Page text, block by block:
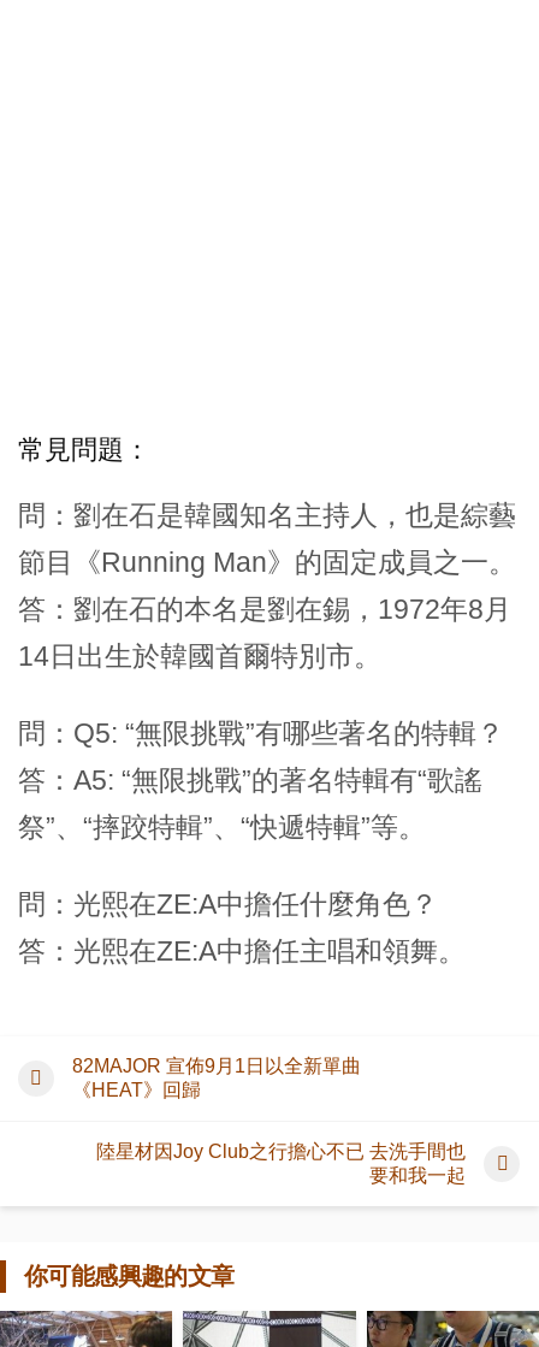
常見問題：
問：劉在石是韓國知名主持人，也是綜藝
節目《Running Man》的固定成員之一。
答：劉在石的本名是劉在錫，1972年8月
14日出生於韓國首爾特別市。
問：Q5: “無限挑戰”有哪些著名的特輯？
答：A5: “無限挑戰”的著名特輯有“歌謠
祭”、“摔跤特輯”、“快遞特輯”等。
問：光熙在ZE:A中擔任什麼角色？
答：光熙在ZE:A中擔任主唱和領舞。
82MAJOR 宣佈9月1日以全新單曲
《HEAT》回歸
陸星材因Joy Club之行擔心不已 去洗手間也
要和我一起
你可能感興趣的文章